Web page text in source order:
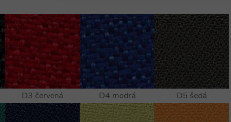
D3 červená D4 modrá D5 šedá